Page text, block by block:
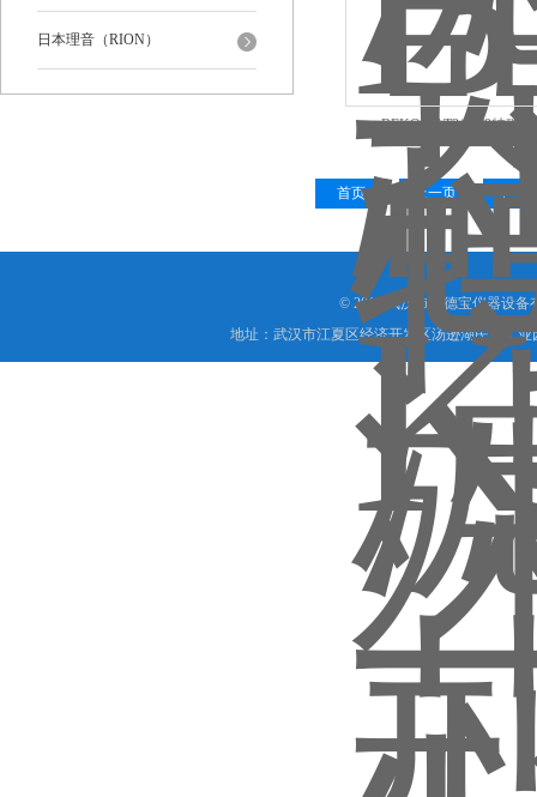
日本理音（RION）
BEKOMAT3/6/8/9特殊
首页 上一页 下一
© 2019 武汉市艾德宝仪器设备
地址：武汉市江夏区经济开发区汤逊湖民营工业